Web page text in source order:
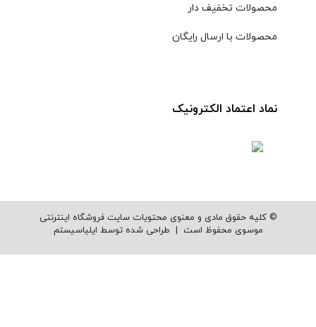
محصولات تخفیف دار
محصولات با ارسال رایگان
نماد اعتماد الکترونیک
© کلیه حقوق مادی و معنوی محتویات سایت فروشگاه اینترنتی
موسوی محفوظ است | طراحی شده توسط ایلیاسیستم